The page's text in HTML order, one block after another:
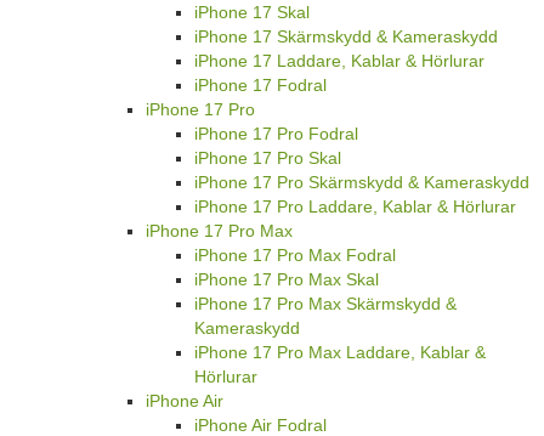
iPhone 17 Skal
iPhone 17 Skärmskydd & Kameraskydd
iPhone 17 Laddare, Kablar & Hörlurar
iPhone 17 Fodral
iPhone 17 Pro
iPhone 17 Pro Fodral
iPhone 17 Pro Skal
iPhone 17 Pro Skärmskydd & Kameraskydd
iPhone 17 Pro Laddare, Kablar & Hörlurar
iPhone 17 Pro Max
iPhone 17 Pro Max Fodral
iPhone 17 Pro Max Skal
iPhone 17 Pro Max Skärmskydd &
Kameraskydd
iPhone 17 Pro Max Laddare, Kablar &
Hörlurar
iPhone Air
iPhone Air Fodral